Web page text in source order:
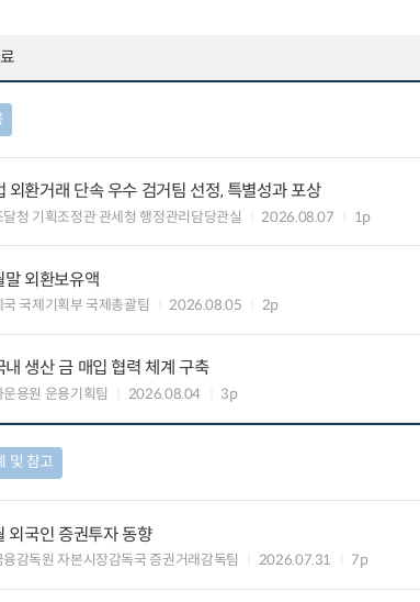
외환거래 단속 우수 검거팀 선정, 특별성과 포상
청 기획조정관 관세청 행정관리담당관실 2026.08.07 1p
외환보유액
국제기획부 국제총괄팀 2026.08.05 2p
내 생산 금 매입 협력 체계 구축
용원 운용기획팀 2026.08.04 3p
및 참고
외국인 증권투자 동향
감독원 자본시장감독국 증권거래감독팀 2026.07.31 7p